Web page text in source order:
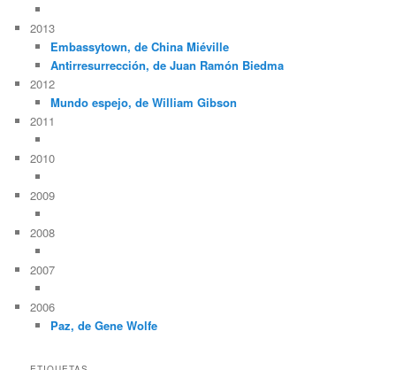
2013
Embassytown, de China Miéville
Antirresurrección, de Juan Ramón Biedma
2012
Mundo espejo, de William Gibson
2011
2010
2009
2008
2007
2006
Paz, de Gene Wolfe